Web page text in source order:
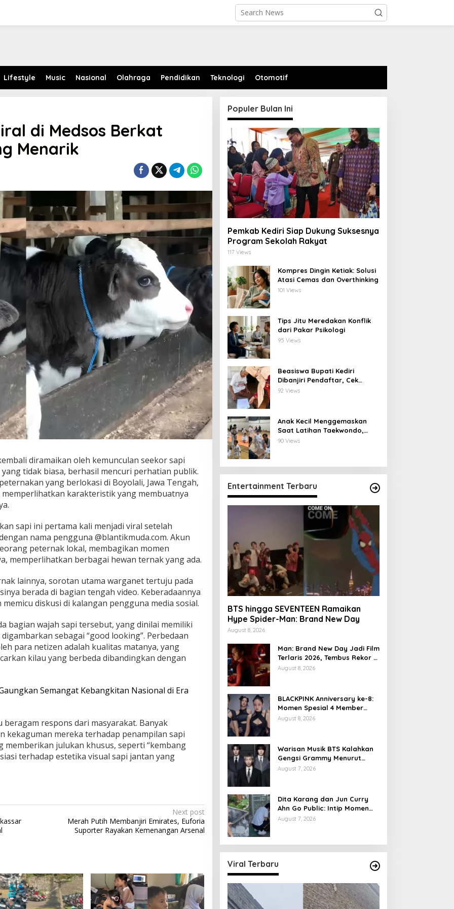
Lifestyle Music Nasional Olahraga Pendidikan Teknologi Otomotif
di Medsos Berkat
Menarik
diramaikan oleh kemunculan seekor sapi
tidak biasa, berhasil mencuri perhatian publik.
yang berlokasi di Boyolali, Jawa Tengah,
karakteristik yang membuatnya
sapi ini pertama kali menjadi viral setelah
nama pengguna @blantikmuda.com. Akun
peternak lokal, membagikan momen
memperlihatkan berbagai hewan ternak yang ada.
lainnya, sorotan utama warganet tertuju pada
berada di bagian tengah video. Keberadaannya
diskusi di kalangan pengguna media sosial.
bagian wajah sapi tersebut, yang dinilai memiliki
sebagai “good looking”. Perbedaan
para netizen adalah kualitas matanya, yang
kilau yang berbeda dibandingkan dengan
Semangat Kebangkitan Nasional di Era
beragam respons dari masyarakat. Banyak
kekaguman mereka terhadap penampilan sapi
memberikan julukan khusus, seperti “kembang
terhadap estetika visual sapi jantan yang
Next post
Merah Putih Membanjiri Emirates, Euforia
Suporter Rayakan Kemenangan Arsenal
Populer Bulan Ini
Pemkab Kediri Siap Dukung Suksesnya
Program Sekolah Rakyat
117 Views
Kompres Dingin Ketiak: Solusi
Atasi Cemas dan Overthinking
101 Views
Tips Jitu Meredakan Konflik
dari Pakar Psikologi
95 Views
Beasiswa Bupati Kediri
Dibanjiri Pendaftar, Cek
Langsung ke Rumah untuk
92 Views
Anak Kecil Menggemaskan
Saat Latihan Taekwondo,
Netizen Terhibur
90 Views
Entertainment Terbaru
BTS hingga SEVENTEEN Ramaikan
Hype Spider-Man: Brand New Day
August 8, 2026
Man: Brand New Day Jadi Film
Terlaris 2026, Tembus Rekor 7
Hari
August 8, 2026
BLACKPINK Anniversary ke-8:
Momen Spesial 4 Member
Berkumpul
August 8, 2026
Warisan Musik BTS Kalahkan
Gengsi Grammy Menurut
Forbes
August 7, 2026
Dita Karang dan Jun Curry
Ahn Go Public: Intip Momen
Mesra Keduanya
August 7, 2026
Viral Terbaru